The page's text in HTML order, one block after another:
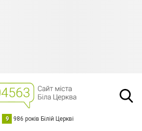
9 986 років Білій Церкві